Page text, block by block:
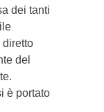
dei tanti
diretto
del
è portato